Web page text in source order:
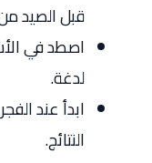
قبل الصيد
اصطد في
لدغة.
ابدأ عند
النتائج.